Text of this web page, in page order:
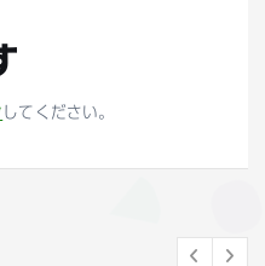
してください。